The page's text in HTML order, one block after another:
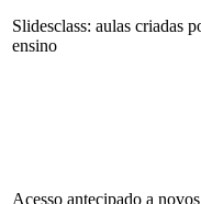
Slidesclass: aulas criadas
ensino
Acesso antecipado a